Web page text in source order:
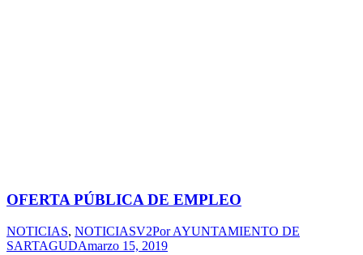
OFERTA PÚBLICA DE EMPLEO
NOTICIAS, NOTICIASV2PorAYUNTAMIENTO DE
SARTAGUDAmarzo 15, 2019